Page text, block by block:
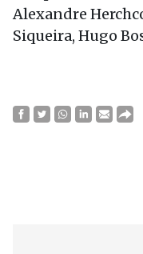
Alexandre
Siqueira, Hugo